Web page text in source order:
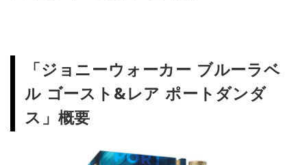
「ジョニーウォーカー ブルーラベ
ル ゴースト&レア ポートダンダ
ス」概要